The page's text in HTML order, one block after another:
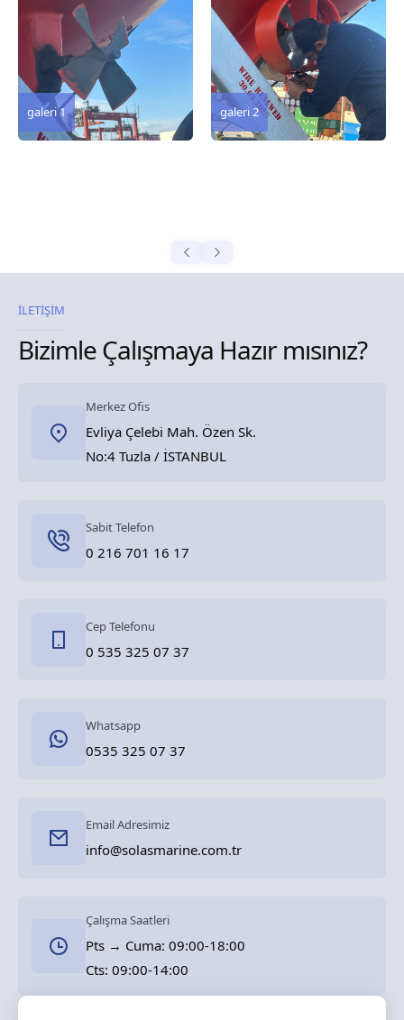
galeri 2
galeri 3
İLETİŞİM
Bizimle Çalışmaya Hazır mısınız?
Merkez Ofis
Evliya Çelebi Mah. Özen Sk.
No:4 Tuzla / İSTANBUL
Sabit Telefon
0 216 701 16 17
Cep Telefonu
0 535 325 07 37
Whatsapp
0535 325 07 37
Email Adresimiz
info@solasmarine.com.tr
Çalışma Saatleri
Pts → Cuma: 09:00-18:00
Cts: 09:00-14:00